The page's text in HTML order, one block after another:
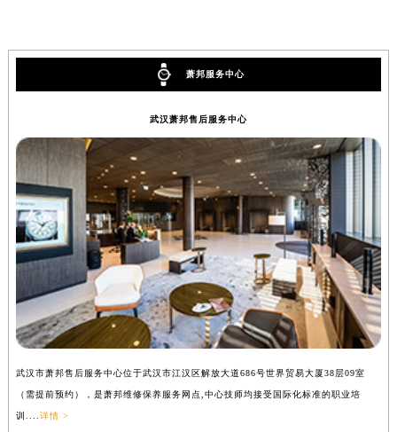
萧邦服务中心
武汉萧邦售后服务中心
武汉市萧邦售后服务中心位于武汉市江汉区解放大道686号世界贸易大厦38层09室
（需提前预约），是萧邦维修保养服务网点,中心技师均接受国际化标准的职业培
训....详情 >